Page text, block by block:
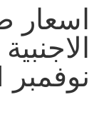
اسعار
نوفمبر 2021م